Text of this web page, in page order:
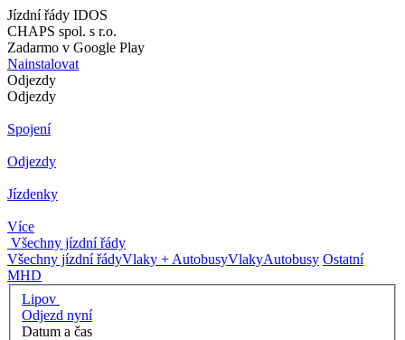
Jízdní řády IDOS
CHAPS spol. s r.o.
Zadarmo v Google Play
Nainstalovat
Odjezdy
Odjezdy
Spojení
Odjezdy
Jízdenky
Více
Všechny jízdní řády
Všechny jízdní řádyVlaky + AutobusyVlakyAutobusy Ostatní
MHD
Lipov
Odjezd nyní
Datum a čas